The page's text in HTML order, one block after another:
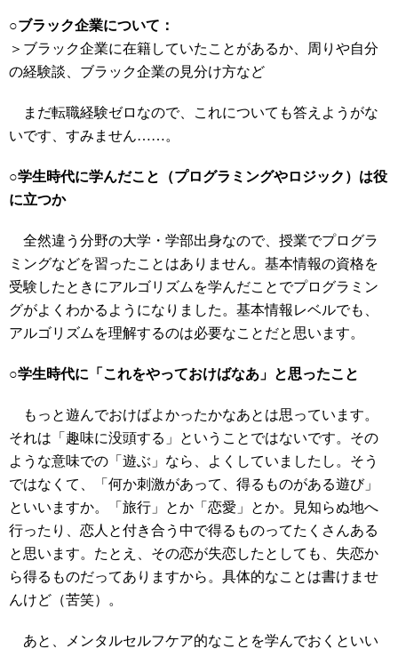
○ブラック企業について：
＞ブラック企業に在籍していたことがあるか、周りや自分
の経験談、ブラック企業の見分け方など
まだ転職経験ゼロなので、これについても答えようがな
いです、すみません……。
○学生時代に学んだこと（プログラミングやロジック）は役
に立つか
全然違う分野の大学・学部出身なので、授業でプログラ
ミングなどを習ったことはありません。基本情報の資格を
受験したときにアルゴリズムを学んだことでプログラミン
グがよくわかるようになりました。基本情報レベルでも、
アルゴリズムを理解するのは必要なことだと思います。
○学生時代に「これをやっておけばなあ」と思ったこと
もっと遊んでおけばよかったかなあとは思っています。
それは「趣味に没頭する」ということではないです。その
ような意味での「遊ぶ」なら、よくしていましたし。そう
ではなくて、「何か刺激があって、得るものがある遊び」
といいますか。「旅行」とか「恋愛」とか。見知らぬ地へ
行ったり、恋人と付き合う中で得るものってたくさんある
と思います。たとえ、その恋が失恋したとしても、失恋か
ら得るものだってありますから。具体的なことは書けませ
んけど（苦笑）。
あと、メンタルセルフケア的なことを学んでおくといい